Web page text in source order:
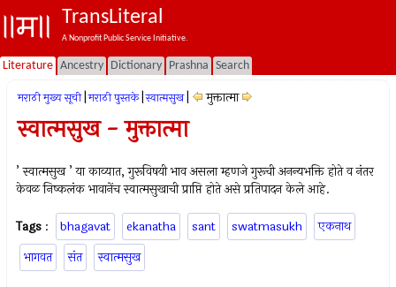
TransLiteral
A Nonprofit Public Service Initiative.
Literature Ancestry Dictionary Prashna Search
मराठी मुख्य सूची मराठी पुस्तके स्वात्मसुख मुक्तात्मा
स्वात्मसुख - मुक्तात्मा
’ स्वात्मसुख ’ या काव्यात, गुरूविषयी भाव असला म्हणजे गुरूची अनन्यभक्ति होते व नंतर
केवळ निष्कलंक भावानेंच स्वात्मसुखाची प्राप्ति होते असे प्रतिपादन केले आहे.
Tags : bhagavat ekanatha sant swatmasukh
एकनाथ
भागवत
संत स्वात्मसुख